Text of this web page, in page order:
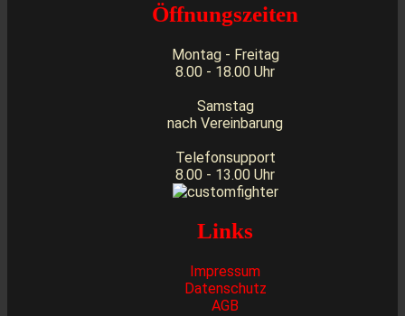
Öffnungszeiten
Montag - Freitag
8.00 - 18.00 Uhr
Samstag
nach Vereinbarung
Telefonsupport
8.00 - 13.00 Uhr
Links
Impressum
Datenschutz
AGB